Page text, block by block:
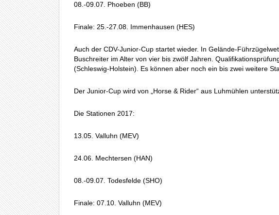
08.-09.07. Phoeben (BB)
Finale: 25.-27.08. Immenhausen (HES)
Auch der CDV-Junior-Cup startet wieder. In Gelände-
Buschreiter im Alter von vier bis zwölf Jahren.
(Schleswig-Holstein). Es können aber noch ein bis zwei weitere
Der Junior-Cup wird von „Horse & Rider“ aus Luhmühlen
Die Stationen 2017:
13.05. Valluhn (MEV)
24.06. Mechtersen (HAN)
08.-09.07. Todesfelde (SHO)
Finale: 07.10. Valluhn (MEV)